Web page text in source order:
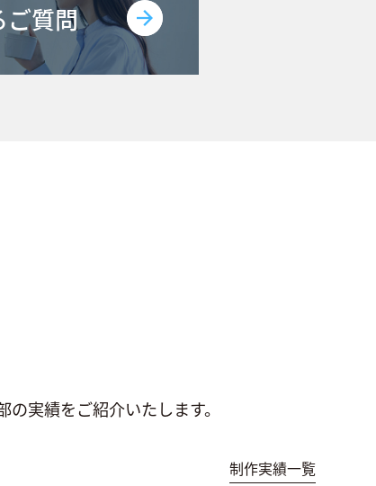
ご質問
実績をご紹介いたします。
制作実績一覧